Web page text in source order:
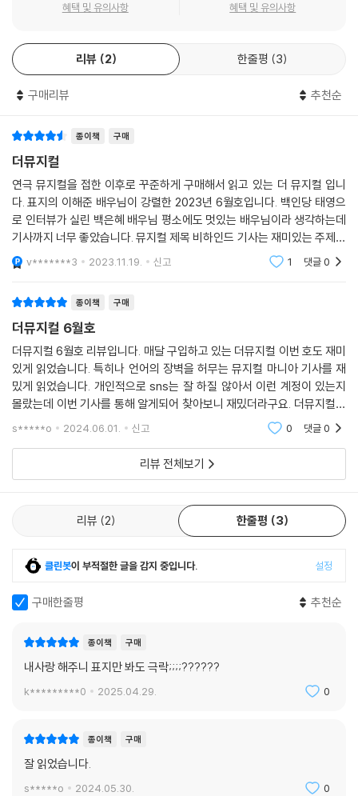
혜택 및 유의사항 혜택 및 유의사항
리뷰 2 한줄평 3
구매리뷰 추천순
종이책 구매
더뮤지컬
연극 뮤지컬을 접한 이후로 꾸준하게 구매해서 읽고 있는 더 뮤지컬 입니
다. 표지의 이해준 배우님이 강렬한 2023년 6월호입니다. 백인당 태영으
로 인터뷰가 실린 백은혜 배우님 평소에도 멋있는 배우님이라 생각하는데
기사까지 너무 좋았습니다. 뮤지컬 제목 비하인드 기사는 재미있는 주제여
서 좋았습니다. 앞으로도 연극, 뮤지컬계에 대한 좋은 기사 기대하겠습니
다.
v*******3 2023.11.19. 신고 1 댓글0
종이책 구매
더뮤지컬 6월호
더뮤지컬 6월호 리뷰입니다. 매달 구입하고 있는 더뮤지컬 이번 호도 재미
있게 읽었습니다. 특히나 언어의 장벽을 허무는 뮤지컬 마니아 기사를 재
밌게 읽었습니다. 개인적으로 sns는 잘 하질 않아서 이런 계정이 있는지
몰랐는데 이번 기사를 통해 알게되어 찾아보니 재밌더라구요. 더뮤지컬을
통해서 더 즐거운 취미생활을 하게 됨에 항상 감사함을 느끼고 있습니다.
s*****o 2024.06.01. 신고 0 댓글0
리뷰 전체보기
리뷰 2 한줄평 3
클린봇이 부적절한 글을 감지 중입니다. 설정
구매한줄평 추천순
종이책 구매
내사랑 해주니 표지만 봐도 극락;;;;??????
k*********0 2025.04.29. 0
종이책 구매
잘 읽었습니다.
s*****o 2024.05.30. 0